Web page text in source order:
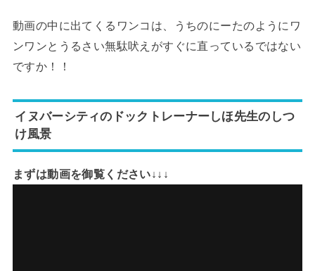
動画の中に出てくるワンコは、うちのにーたのようにワ
ンワンとうるさい無駄吠えがすぐに直っているではない
ですか！！
イヌバーシティのドックトレーナーしほ先生のしつ
け風景
まずは動画を御覧ください↓↓↓